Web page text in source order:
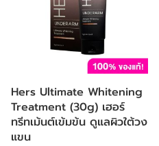
Hers Ultimate Whitening
Treatment (30g) เฮอร์
ทรีทเม้นต์เข้มข้น ดูแลผิวใต้วง
แขน